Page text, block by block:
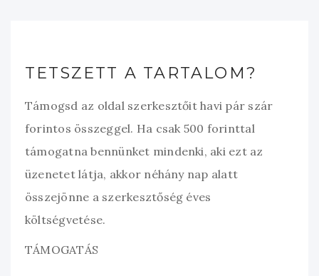
TETSZETT A TARTALOM?
Támogsd az oldal szerkesztőit havi pár szár
forintos összeggel. Ha csak 500 forinttal
támogatna bennünket mindenki, aki ezt az
üzenetet látja, akkor néhány nap alatt
összejönne a szerkesztőség éves
költségvetése.
TÁMOGATÁS